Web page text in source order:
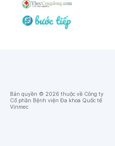
Bản quyền © 2026 thuộc về Công ty
Cổ phần Bệnh viện Đa khoa Quốc tế
Vinmec